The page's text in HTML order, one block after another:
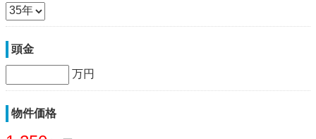
頭金
万円
物件価格